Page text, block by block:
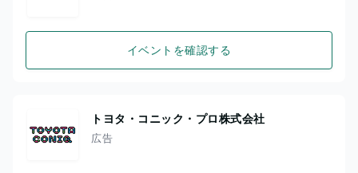
イベントを確認する
トヨタ・コニック・プロ株式会社
広告